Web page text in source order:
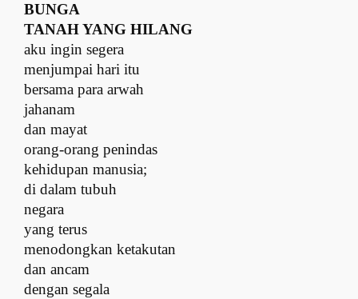
BUNGA
TANAH YANG HILANG
aku ingin segera
menjumpai hari itu
bersama para arwah
jahanam
dan mayat
orang-orang penindas
kehidupan manusia;
di dalam tubuh
negara
yang terus
menodongkan ketakutan
dan ancam
dengan segala